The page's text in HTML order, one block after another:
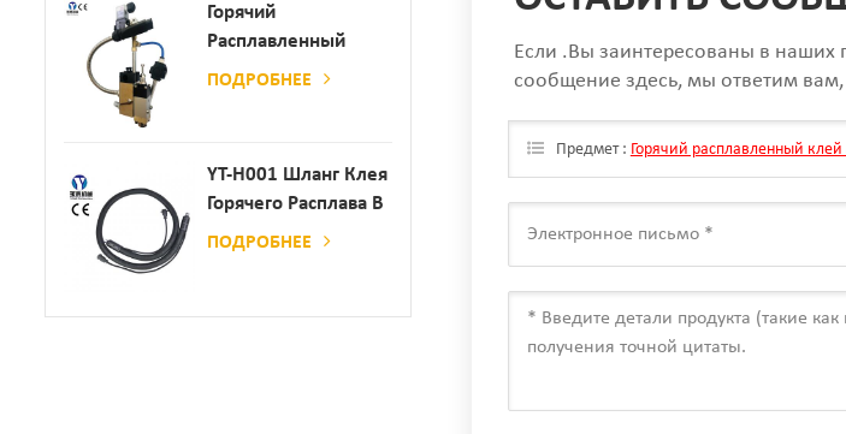
Горячий
Расплавленный
Клей
ПОДРОБНЕЕ
YT-H001 Шланг Клея
Горячего Расплава В
Сочетании С
ПОДРОБНЕЕ
Если .Вы заинтересованы в наших
сообщение здесь, мы ответим вам,
Предмет : Горячий расплавленный